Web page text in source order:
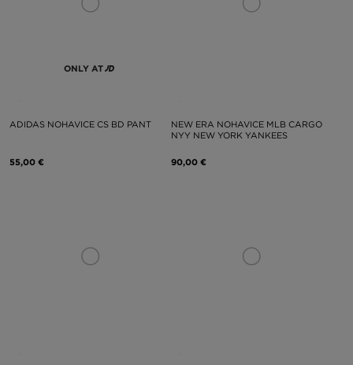
ONLY AT
ADIDAS NOHAVICE CS BD PANT
55,00 €
NEW ERA NOHAVICE MLB CARGO
NYY NEW YORK YANKEES
90,00 €